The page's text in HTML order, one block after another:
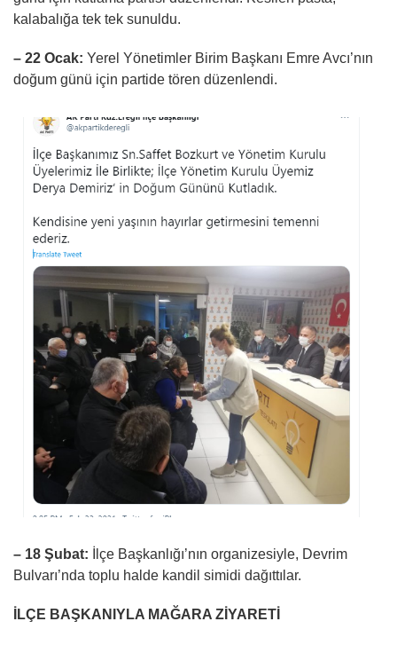
kalabalığa tek tek sunuldu.
– 22 Ocak: Yerel Yönetimler Birim Başkanı Emre Avcı’nın
doğum günü için partide tören düzenlendi.
– 18 Şubat: İlçe Başkanlığı’nın organizesiyle, Devrim
Bulvarı’nda toplu halde kandil simidi dağıttılar.
İLÇE BAŞKANIYLA MAĞARA ZİYARETİ